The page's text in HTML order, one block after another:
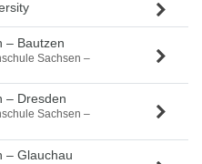
– Bautzen
Sachsen –
– Dresden
Sachsen –
– Glauchau